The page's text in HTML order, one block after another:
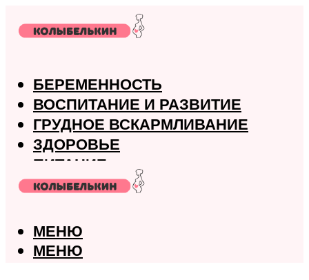
БЕРЕМЕННОСТЬ
ВОСПИТАНИЕ И РАЗВИТИЕ
ГРУДНОЕ ВСКАРМЛИВАНИЕ
ЗДОРОВЬЕ
ПИТАНИЕ
РОДЫ
МЕНЮ
МЕНЮ